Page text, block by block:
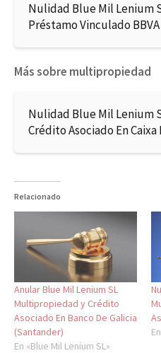
Nulidad Blue Mil Lenium
Préstamo Vinculado BBVA
Más sobre multipropiedad
Nulidad Blue Mil Lenium
Crédito Asociado En Caixa
Relacionado
Anular Blue Mil Lenium SL
Multipropiedad y Crédito
Asociado En Banco De Galicia
(Santander)
En «Blue Mil Lenium SL»